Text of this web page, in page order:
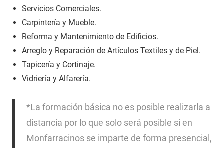
Servicios Comerciales.
Carpintería y Mueble.
Reforma y Mantenimiento de Edificios.
Arreglo y Reparación de Artículos Textiles y de Piel.
Tapicería y Cortinaje.
Vidriería y Alfarería.
*La formación básica no es posible realizarla a
distancia por lo que solo será posible si en
Monfarracinos se imparte de forma presencial,